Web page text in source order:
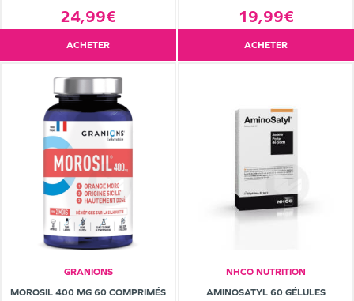
24,99€
ACHETER
19,99€
ACHETER
GRANIONS
MOROSIL 400 MG 60 COMPRIMÉS
NHCO NUTRITION
AMINOSATYL 60 GÉLULES